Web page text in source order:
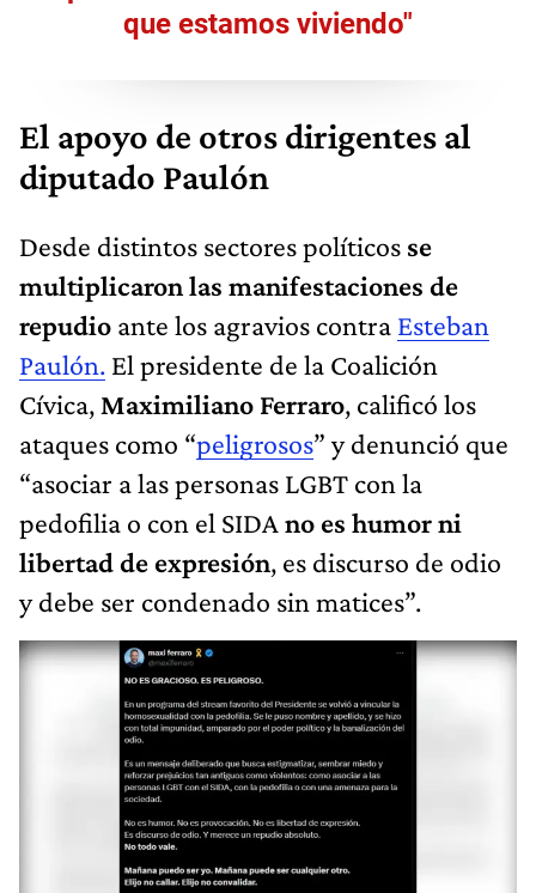
que estamos viviendo"
El apoyo de otros dirigentes al
diputado Paulón
Desde distintos sectores políticos se
multiplicaron las manifestaciones de
repudio ante los agravios contra Esteban
Paulón. El presidente de la Coalición
Cívica, Maximiliano Ferraro, calificó los
ataques como “peligrosos” y denunció que
“asociar a las personas LGBT con la
pedofilia o con el SIDA no es humor ni
libertad de expresión, es discurso de odio
y debe ser condenado sin matices”.